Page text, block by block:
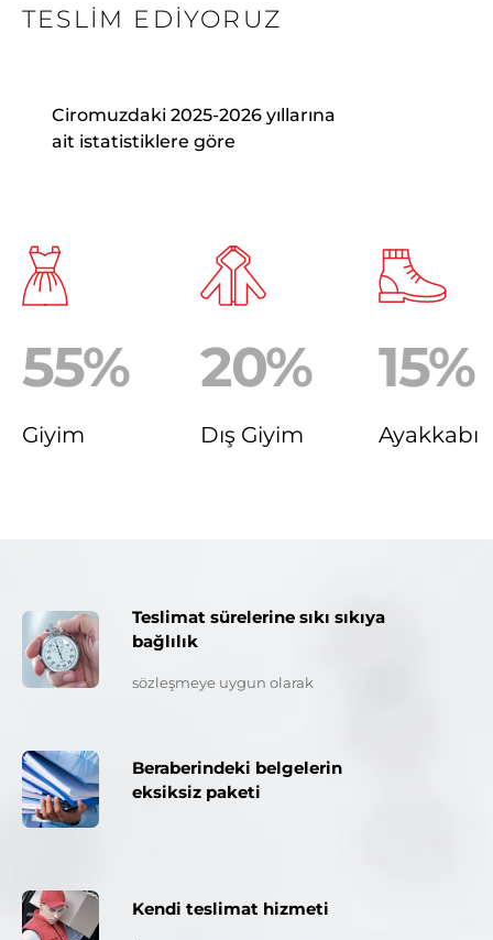
TESLİM EDİYORUZ
Ciromuzdaki 2025-2026 yıllarına
ait istatistiklere göre
55
Giyim
20
Dış Giyim
15
Ayakkabı
Teslimat sürelerine sıkı sıkıya
bağlılık
sözleşmeye uygun olarak
Beraberindeki belgelerin
eksiksiz paketi
Kendi teslimat hizmeti